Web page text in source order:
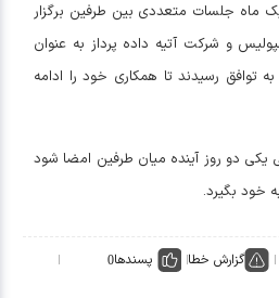
جلسات متعددی بین طرفین برگزار
و شرکت آتیه داده پرداز به عنوان
توافق رسیدند تا همکاری خود را ادامه
دو روز آینده میان طرفین امضا شود
بگیرد.
گزارش خطا پسندها0